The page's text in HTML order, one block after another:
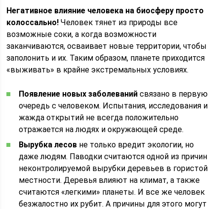
Негативное влияние человека на биосферу просто
колоссально! Человек тянет из природы все
возможные соки, а когда возможности
заканчиваются, осваивает новые территории, чтобы
заполонить и их. Таким образом, планете приходится
«выживать» в крайне экстремальных условиях.
Появление новых заболеваний связано в первую
очередь с человеком. Испытания, исследования и
жажда открытий не всегда положительно
отражается на людях и окружающей среде.
Вырубка лесов не только вредит экологии, но
даже людям. Паводки считаются одной из причин
неконтролируемой вырубки деревьев в гористой
местности. Деревья влияют на климат, а также
считаются «легкими» планеты. И все же человек
безжалостно их рубит. А причины для этого могут